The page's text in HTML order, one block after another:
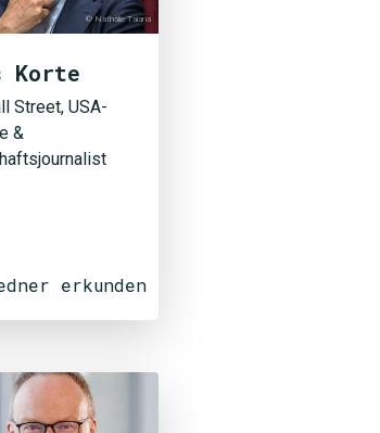
© Nathalie Taiana
Korte
Street, USA-
&
erkunden